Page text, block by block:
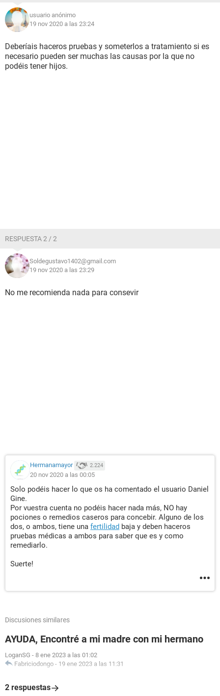
usuario anónimo
19 nov 2020 a las 23:24
Deberíais haceros pruebas y someterlos a tratamiento si es
necesario pueden ser muchas las causas por la que no
podéis tener hijos.
RESPUESTA 2 / 2
Soldegustavo1402@gmail.com
19 nov 2020 a las 23:29
No me recomienda nada para consevir
Hermanamayor 2.224
20 nov 2020 a las 00:05
Solo podéis hacer lo que os ha comentado el usuario Daniel
Gine.
Por vuestra cuenta no podéis hacer nada más, NO hay
pociones o remedios caseros para concebir. Alguno de los
dos, o ambos, tiene una fertilidad baja y deben haceros
pruebas médicas a ambos para saber que es y como
remediarlo.
Suerte!
Discusiones similares
AYUDA, Encontré a mi madre con mi hermano
LoganSG - 8 ene 2023 a las 01:02
Fabriciodongo - 19 ene 2023 a las 11:31
2 respuestas